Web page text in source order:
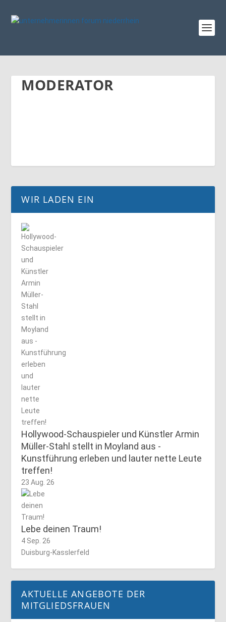
MODERATOR
WIR LADEN EIN
Hollywood-Schauspieler und Künstler Armin
Müller-Stahl stellt in Moyland aus -
Kunstführung erleben und lauter nette Leute
treffen!
23 Aug. 26
Lebe deinen Traum!
4 Sep. 26
Duisburg-Kasslerfeld
AKTUELLE ANGEBOTE DER
MITGLIEDSFRAUEN